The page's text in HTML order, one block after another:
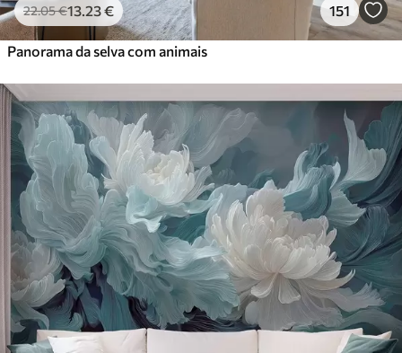
22.05€13 .23€ 151
Panorama da selva com animais